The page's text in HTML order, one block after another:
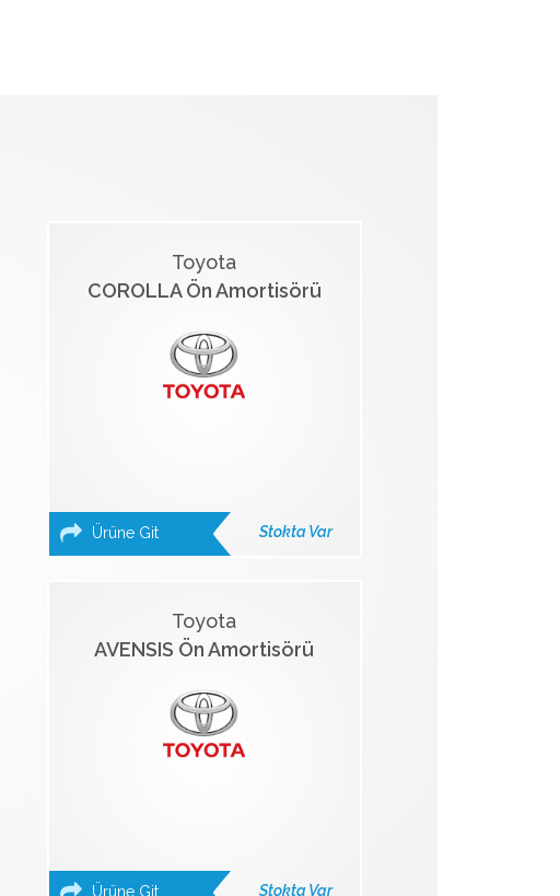
Toyota
COROLLA Ön Amortisörü
Ürüne Git Stokta Var
Toyota
AVENSIS Ön Amortisörü
Ürüne Git Stokta Var